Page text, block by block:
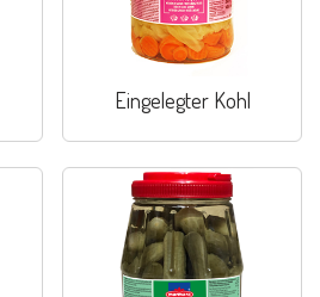
Eingelegter Kohl